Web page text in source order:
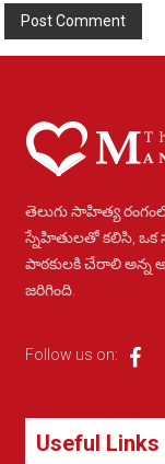
తెలుగు సాహిత్య రంగంలో
స్నేహితులతో కలిసి,
పాఠకులకి చేరాలి
జరిగింది.
Follow us on:
Useful Links